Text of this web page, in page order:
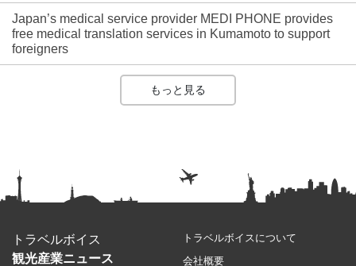
Japan’s medical service provider MEDI PHONE provides
free medical translation services in Kumamoto to support
foreigners
もっと見る
トラベルボイス
観光産業ニュース
トラベルボイスについて
会社概要